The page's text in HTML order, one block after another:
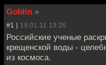
Goblin »
#1 | 19.01.11 13:26
Российские ученые
крещенской воды -
из космоса.